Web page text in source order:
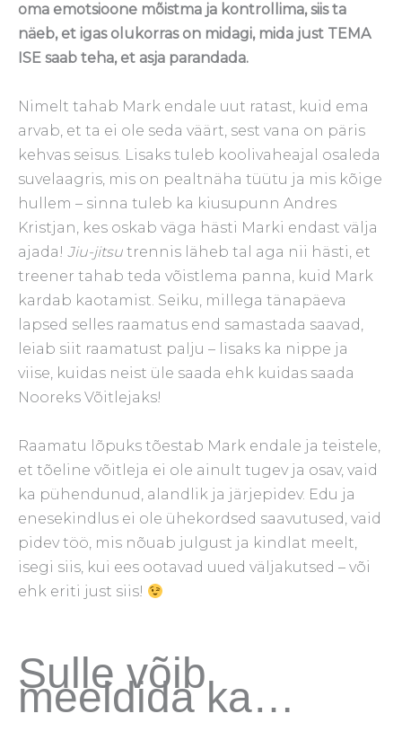
oma emotsioone mõistma ja kontrollima, siis ta
näeb, et igas olukorras on midagi, mida just TEMA
ISE saab teha, et asja parandada.
Nimelt tahab Mark endale uut ratast, kuid ema
arvab, et ta ei ole seda väärt, sest vana on päris
kehvas seisus. Lisaks tuleb koolivaheajal osaleda
suvelaagris, mis on pealtnäha tüütu ja mis kõige
hullem – sinna tuleb ka kiusupunn Andres
Kristjan, kes oskab väga hästi Marki endast välja
ajada! Jiu-jitsu trennis läheb tal aga nii hästi, et
treener tahab teda võistlema panna, kuid Mark
kardab kaotamist. Seiku, millega tänapäeva
lapsed selles raamatus end samastada saavad,
leiab siit raamatust palju – lisaks ka nippe ja
viise, kuidas neist üle saada ehk kuidas saada
Nooreks Võitlejaks!
Raamatu lõpuks tõestab Mark endale ja teistele,
et tõeline võitleja ei ole ainult tugev ja osav, vaid
ka pühendunud, alandlik ja järjepidev. Edu ja
enesekindlus ei ole ühekordsed saavutused, vaid
pidev töö, mis nõuab julgust ja kindlat meelt,
isegi siis, kui ees ootavad uued väljakutsed – või
ehk eriti just siis!
Sulle võib
meeldida ka…